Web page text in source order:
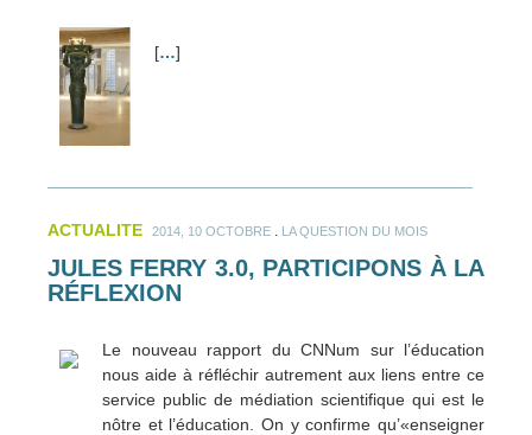
[…]
ACTUALITE 2014, 10 OCTOBRE LA QUESTION DU MOIS
JULES FERRY 3.0, PARTICIPONS À LA
RÉFLEXION
Le nouveau rapport du CNNum sur l’éducation
nous aide à réfléchir autrement aux liens entre ce
service public de médiation scientifique qui est le
nôtre et l’éducation. On y confirme qu’«enseigner